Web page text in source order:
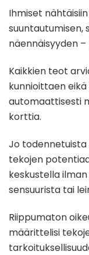
Ihmiset
suuntautumisen,
näennäisyyden
Kaikkien teot
kunnioittaen
automaattisesti
korttia.
Jo
tekojen
keskustella
sensuurista tai
Riippumaton
määrittelisi